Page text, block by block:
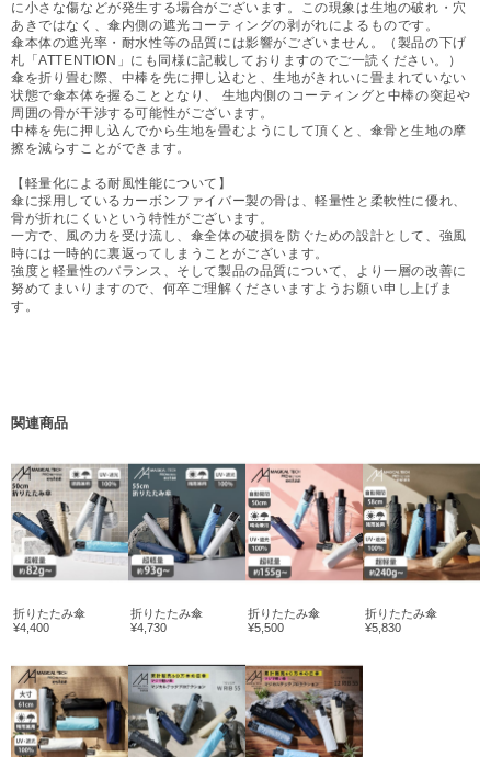
に小さな傷などが発生する場合がございます。この現象は生地の破れ・穴
あきではなく、傘内側の遮光コーティングの剥がれによるものです。
傘本体の遮光率・耐水性等の品質には影響がございません。（製品の下げ
札「ATTENTION」にも同様に記載しておりますのでご一読ください。）
傘を折り畳む際、中棒を先に押し込むと、生地がきれいに畳まれていない
状態で傘本体を握ることとなり、 生地内側のコーティングと中棒の突起や
周囲の骨が干渉する可能性がございます。
中棒を先に押し込んでから生地を畳むようにして頂くと、傘骨と生地の摩
擦を減らすことができます。
【軽量化による耐風性能について】
傘に採用しているカーボンファイバー製の骨は、軽量性と柔軟性に優れ、
骨が折れにくいという特性がございます。
一方で、風の力を受け流し、傘全体の破損を防ぐための設計として、強風
時には一時的に裏返ってしまうことがございます。
強度と軽量性のバランス、そして製品の品質について、より一層の改善に
努めてまいりますので、何卒ご理解くださいますようお願い申し上げま
す。
関連商品
折りたたみ傘
¥4,400
折りたたみ傘
¥4,730
折りたたみ傘
¥5,500
折りたたみ傘
¥5,830